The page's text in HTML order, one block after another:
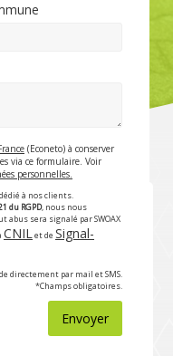
(Econeto) à conserver
via ce formulaire. Voir
personnelles.
à nos clients.
du RGPD, nous nous
abus sera signalé par SWOAX
CNILet de Signal-
directement par mail et SMS.
*Champs obligatoires.
Envoyer